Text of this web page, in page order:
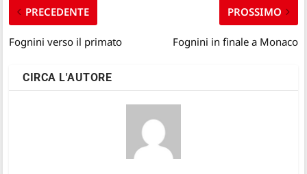
PRECEDENTE
Fognini verso il primato
PROSSIMO
Fognini in finale a Monaco
CIRCA L'AUTORE